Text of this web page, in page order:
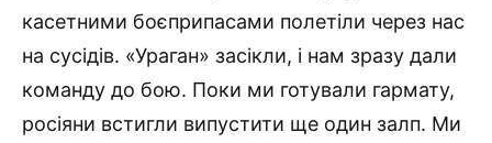
касетними боєприпасами полетіли через нас
на сусідів. «Ураган» засікли, і нам зразу дали
команду до бою. Поки ми готували гармату,
росіяни встигли випустити ще один залп. Ми